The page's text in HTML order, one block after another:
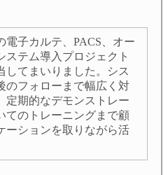
電子カルテ、PACS、オー
ステム導入プロジェクト
してまいりました。シス
のフォローまで幅広く対
定期的なデモンストレー
てのトレーニングまで顧
ーションを取りながら活